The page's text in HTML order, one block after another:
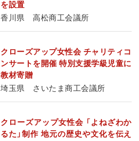
を設置
香川県 高松商工会議所
クローズアップ女性会 チャリティコ
ンサートを開催 特別支援学級児童に
教材寄贈
埼玉県 さいたま商工会議所
クローズアップ女性会 「よねざわか
るた」制作 地元の歴史や文化を伝え